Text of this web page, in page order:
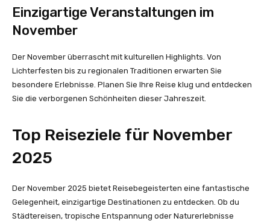
Einzigartige Veranstaltungen im
November
Der November überrascht mit kulturellen Highlights. Von
Lichterfesten bis zu regionalen Traditionen erwarten Sie
besondere Erlebnisse. Planen Sie Ihre Reise klug und entdecken
Sie die verborgenen Schönheiten dieser Jahreszeit.
Top Reiseziele für November
2025
Der November 2025 bietet Reisebegeisterten eine fantastische
Gelegenheit, einzigartige Destinationen zu entdecken. Ob du
Städtereisen, tropische Entspannung oder Naturerlebnisse